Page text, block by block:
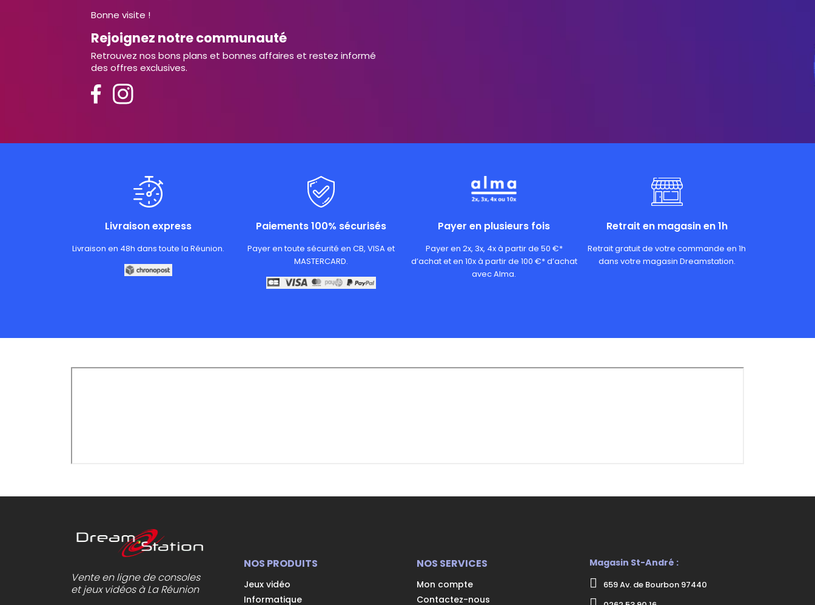
Bonne visite !
Rejoignez notre communauté
Retrouvez nos bons plans et bonnes affaires et restez informé
des offres exclusives.
Livraison express
Livraison en 48h dans toute la Réunion.
Paiements 100% sécurisés
Payer en toute sécurité en CB, VISA et
MASTERCARD.
Payer en plusieurs fois
Payer en 2x, 3x, 4x à partir de 50 €*
d’achat et en 10x à partir de 100 €* d’achat
avec Alma.
Retrait en magasin en 1h
Retrait gratuit de votre commande en 1h
dans votre magasin Dreamstation.
Vente en ligne de consoles
et jeux vidéos à La Réunion
NOS PRODUITS
Jeux vidéo
Informatique
NOS SERVICES
Mon compte
Contactez-nous
Magasin St-André :
659 Av. de Bourbon 97440